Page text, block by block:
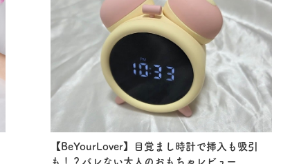
【BeYourLover】目覚まし時計で挿入も吸引
も！？バレない大人のおもちゃレビュー